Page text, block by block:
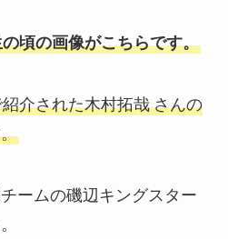
頃の画像がこちらです。
介された木村拓哉 さんの
ームの磯辺キングスター